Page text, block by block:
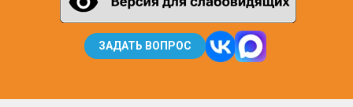
ЗАДАТЬ ВОПРОС